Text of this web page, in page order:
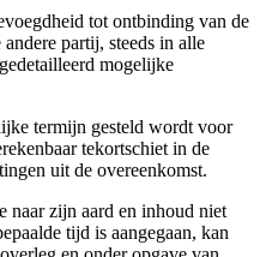
tot ontbinding van de
partij, steeds in alle
mogelijke
termijn gesteld wordt voor
tekortschiet in de
uit de overeenkomst.
naar zijn aard en inhoud niet
tijd is aangegaan, kan